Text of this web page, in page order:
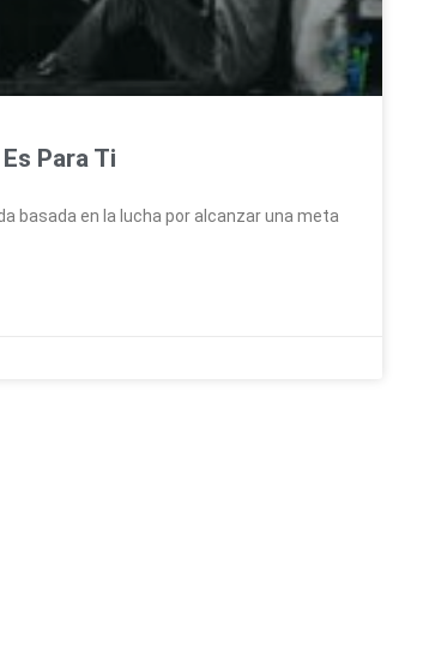
Para Ti
basada en la lucha por alcanzar una meta